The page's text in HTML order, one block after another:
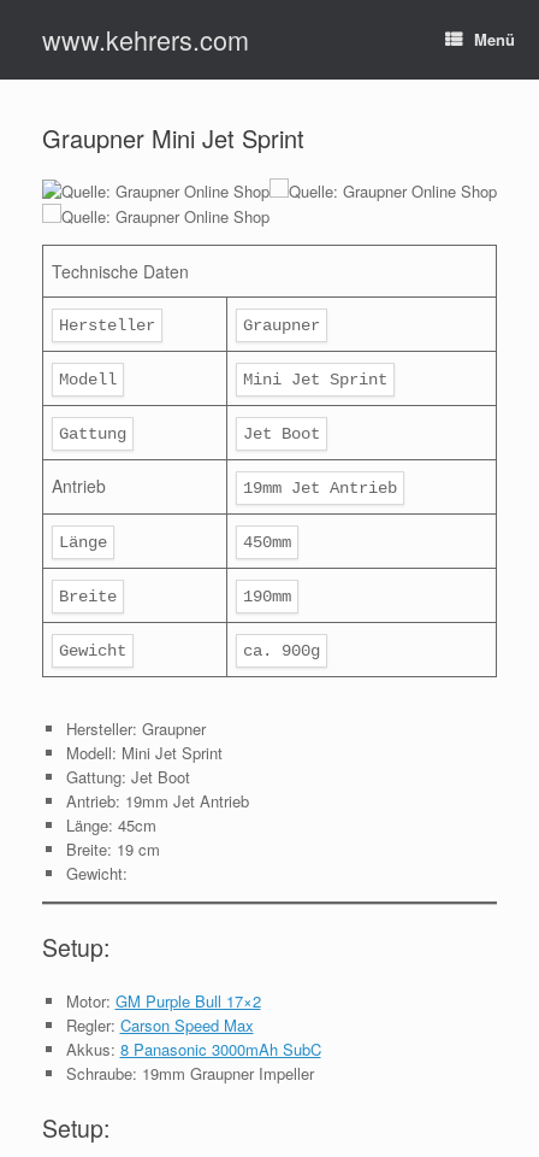
springenwww.kehrers.com Menü
Graupner Mini Jet Sprint
Quelle: Graupner Online Shop
Quelle: Graupner Online Shop
Technische Daten
Hersteller Graupner
Modell Mini Jet Sprint
Gattung Jet Boot
Antrieb 19mm Jet Antrieb
Länge 450mm
Breite 190mm
Gewicht ca. 900g
Hersteller: Graupner
Modell: Mini Jet Sprint
Gattung: Jet Boot
Antrieb: 19mm Jet Antrieb
Länge: 45cm
Breite: 19 cm
Gewicht:
Setup:
Motor: GM Purple Bull 17×2
Regler: Carson Speed Max
Akkus: 8 Panasonic 3000mAh SubC
Schraube: 19mm Graupner Impeller
Setup: